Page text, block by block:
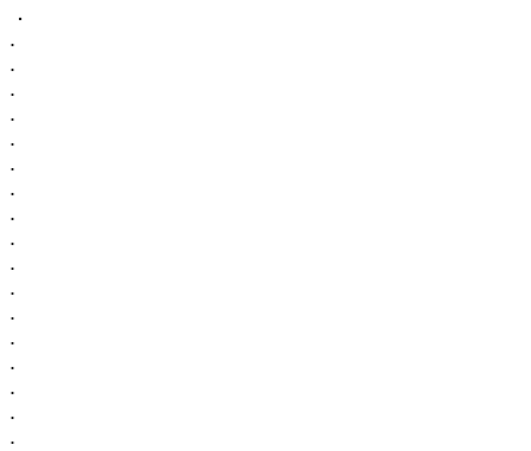
．
.
.
.
.
.
.
.
.
.
.
.
.
.
.
.
.
.